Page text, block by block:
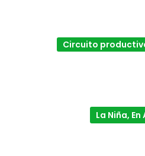
Circuito
La Niña,